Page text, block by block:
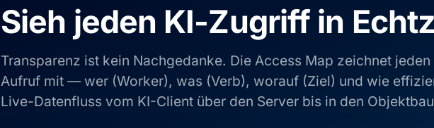
Sieh jeden KI-Zugriff in
Transparenz ist kein Nachgedanke. Die Access Map zeichnet
Aufruf mit — wer (Worker), was (Verb), worauf (Ziel) und wie
Live-Datenfluss vom KI-Client über den Server bis in den